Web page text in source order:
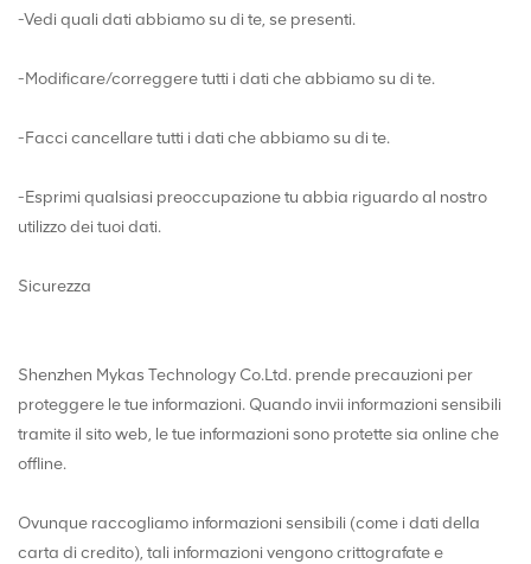
-Vedi quali dati abbiamo su di te, se presenti.
-Modificare/correggere tutti i dati che abbiamo su di te.
-Facci cancellare tutti i dati che abbiamo su di te.
-Esprimi qualsiasi preoccupazione tu abbia riguardo al nostro
utilizzo dei tuoi dati.
Sicurezza
Shenzhen Mykas Technology Co.Ltd. prende precauzioni per
proteggere le tue informazioni. Quando invii informazioni sensibili
tramite il sito web, le tue informazioni sono protette sia online che
offline.
Ovunque raccogliamo informazioni sensibili (come i dati della
carta di credito), tali informazioni vengono crittografate e